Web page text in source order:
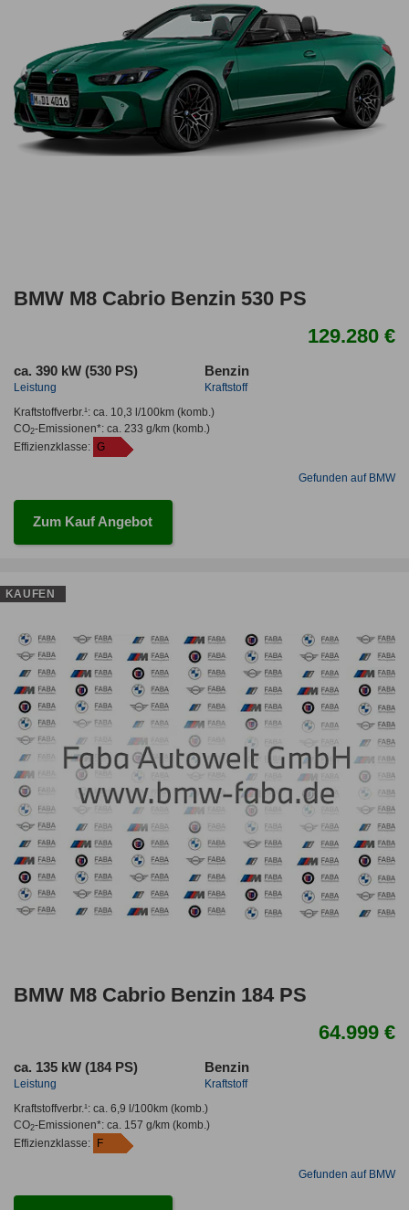
BMW M8 Cabrio Benzin 530 PS
129.280 €
ca. 390 kW (530 PS)
Leistung
Benzin
Kraftstoff
Kraftstoffverbr.¹: ca. 10,3 l/100km(komb.)
CO2-Emissionen*: ca. 233 g/km(komb.)
Effizienzklasse: G
Gefunden auf BMW
Zum Kauf Angebot
BMW M8 Cabrio Benzin 184 PS
64.999 €
ca. 135 kW (184 PS)
Leistung
Benzin
Kraftstoff
Kraftstoffverbr.¹: ca. 6,9 l/100km(komb.)
CO2-Emissionen*: ca. 157 g/km(komb.)
Effizienzklasse: F
Gefunden auf BMW
KAUFEN